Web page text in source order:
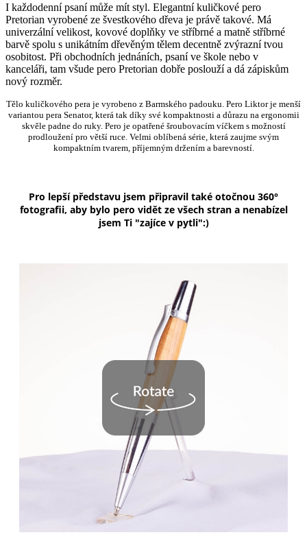
I každodenní psaní může mít styl. Elegantní kuličkové pero
Pretorian vyrobené ze švestkového dřeva je právě takové. Má
univerzální velikost, kovové doplňky ve stříbrné a matně stříbrné
barvě spolu s unikátním dřevěným tělem decentně zvýrazní tvou
osobitost. Při obchodních jednáních, psaní ve škole nebo v
kanceláři, tam všude pero Pretorian dobře poslouží a dá zápiskům
nový rozměr.
Tělo kuličkového pera je vyrobeno z Barmského padouku. Pero Liktor je menší
variantou pera Senator, která tak díky své kompaktnosti a důrazu na ergonomii
skvěle padne do ruky. Pero je opatřené šroubovacím víčkem s možností
prodloužení pro větší ruce. Velmi oblíbená série, která zaujme svým
kompaktním tvarem, příjemným držením a barevností.
Pro lepší představu jsem připravil také otočnou 360°
fotografii, aby bylo pero vidět ze všech stran a nenabízel
jsem Ti "zajíce v pytli":)